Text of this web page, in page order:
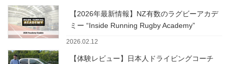
【2026年最新情報】NZ有数のラグビーアカデ
ミー “Inside Running Rugby Academy”
2026.02.12
【体験レビュー】日本人ドライビングコーチ